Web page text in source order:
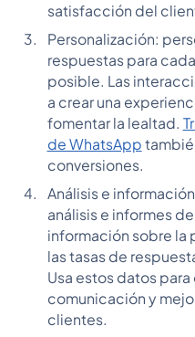
satisfacción del
Personalización:
respuestas para
posible. Las
a crear una
fomentar la lealtad.
de WhatsApp
conversiones.
Análisis e
análisis e informes
información sobre la
las tasas de
Usa estos datos
comunicación y
clientes.